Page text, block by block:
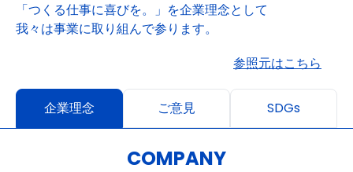
「つくる仕事に喜びを。」を企業理念として
我々は事業に取り組んで参ります。
参照元はこちら
企業理念 ご意見 SDGs
COMPANY